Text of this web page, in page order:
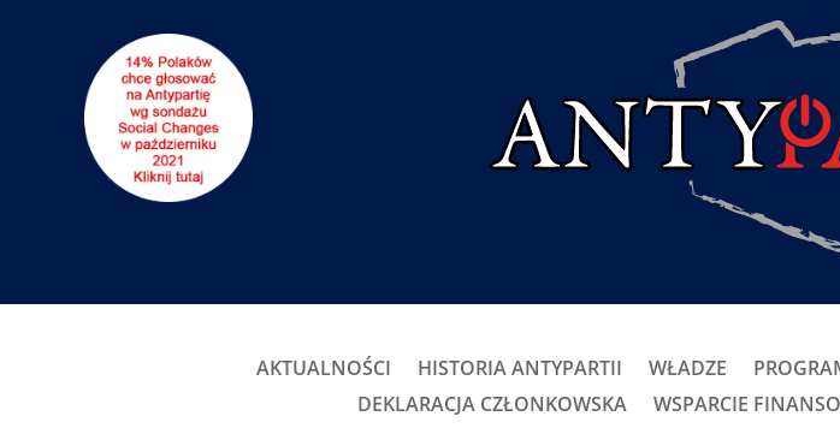
AKTUALNOŚCI HISTORIA ANTYPARTII WŁADZE
DEKLARACJA CZŁONKOWSKA
WSPARCIE